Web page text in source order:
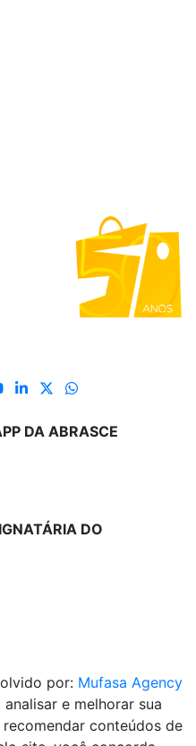
DA ABRASCE
DO
por: Mufasa Agency
e melhorar sua
conteúdos de